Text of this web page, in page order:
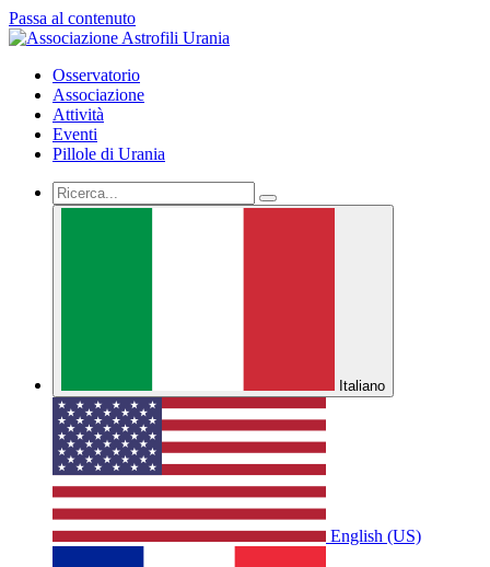
Passa al contenuto
Osservatorio
Associazione
Attività
Eventi
Pillole di Urania
Italiano
English (US)